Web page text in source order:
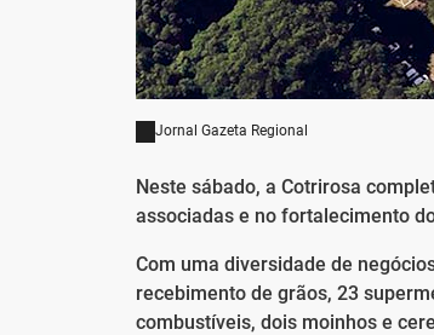
Jornal Gazeta Regional
Neste sábado, a Cotrirosa
associadas e no fortalecimento
Com uma diversidade de
recebimento de grãos, 23
combustíveis, dois moinhos e